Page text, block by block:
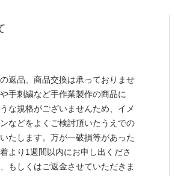
返品、商品交換は承っておりませ
手刺繍など手作業製作の商品に
な規格がございませんため、イメ
などをよくご検討頂いたうえでの
たします。万が一破損等があった
より1週間以内にお申し出くださ
もしくはご返金させていただきま